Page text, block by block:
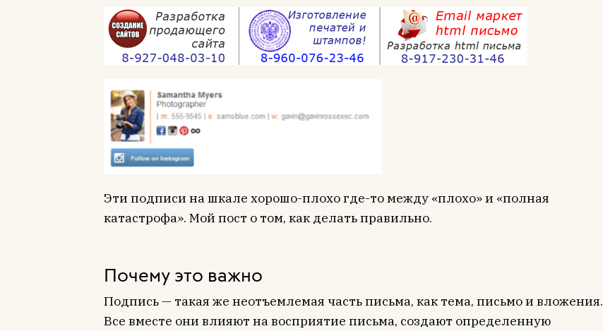
Эти подписи на шкале хорошо-плохо где-то между «плохо» и «полная
катастрофа». Мой пост о том, как делать правильно.
Почему это важно
Подпись — такая же неотъемлемая часть письма, как тема, письмо и вложения.
Все вместе они влияют на восприятие письма, создают определенную